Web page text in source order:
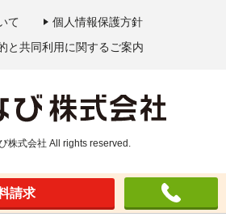
て
個人情報保護方針
と共同利用に関するご案内
株式会社 All rights reserved.
請求